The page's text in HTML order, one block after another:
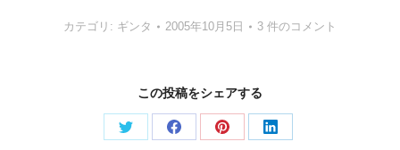
カテゴリ: ギンタ 2005年10月5日 3 件のコメント
この投稿をシェアする
Share
Share
Share
Share